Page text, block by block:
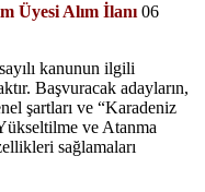
Üyesi Alım İlanı 06
kanunun ilgili
Başvuracak adayların,
şartları ve “Karadeniz
ve Atanma
sağlamaları